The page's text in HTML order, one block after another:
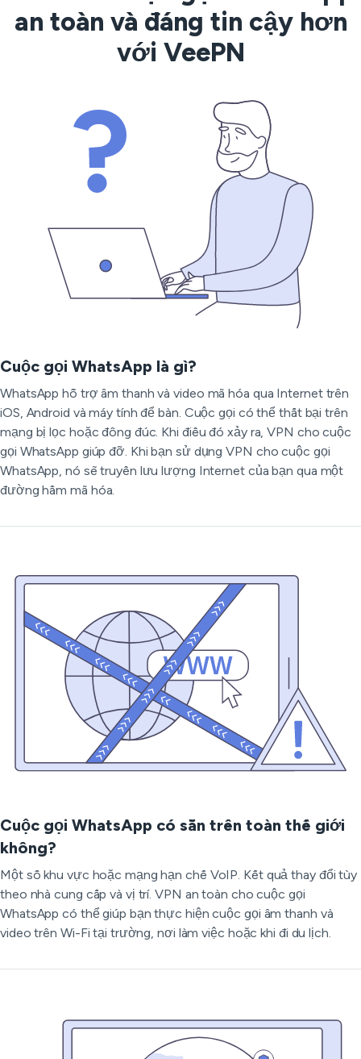
an toàn và đáng tin cậy hơn
với VeePN
Cuộc gọi WhatsApp là gì?
WhatsApp hỗ trợ âm thanh và video mã hóa qua Internet trên
iOS, Android và máy tính để bàn. Cuộc gọi có thể thất bại trên
mạng bị lọc hoặc đông đúc. Khi điều đó xảy ra, VPN cho cuộc
gọi WhatsApp giúp đỡ. Khi bạn sử dụng VPN cho cuộc gọi
WhatsApp, nó sẽ truyền lưu lượng Internet của bạn qua một
đường hầm mã hóa.
Cuộc gọi WhatsApp có sẵn trên toàn thế giới
không?
Một số khu vực hoặc mạng hạn chế VoIP. Kết quả thay đổi tùy
theo nhà cung cấp và vị trí. VPN an toàn cho cuộc gọi
WhatsApp có thể giúp bạn thực hiện cuộc gọi âm thanh và
video trên Wi-Fi tại trường, nơi làm việc hoặc khi đi du lịch.